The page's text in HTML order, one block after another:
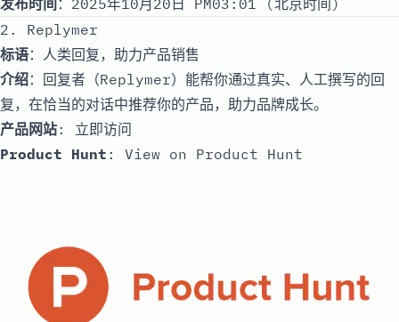
发布时间 ：2025年10月20日 PM03:01 (北京时间)
2. Replymer
标语：人类回复，助力产品销售
介绍：回复者（Replymer）能帮你通过真实、人工撰写的回
复，在恰当的对话中推荐你的产品，助力品牌成长。
产品网站: 立即访问
Product Hunt : View on Product Hunt